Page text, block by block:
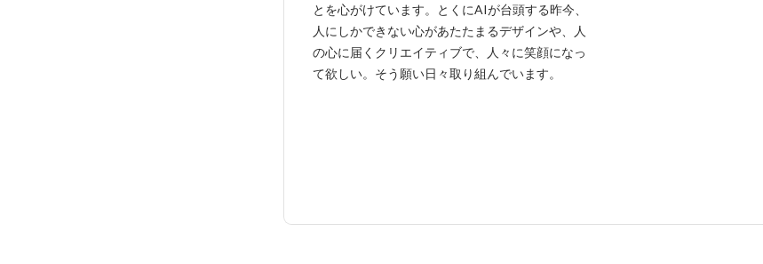
とを心がけています。とくにAIが台頭する昨今、
人にしかできない心があたたまるデザインや、人
の心に届くクリエイティブで、人々に笑顔になっ
て欲しい。そう願い日々取り組んでいます。